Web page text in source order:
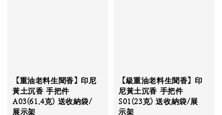
【重油老料生聞香】印尼
黃土沉香 手把件
A03(61.4克) 送收納袋/
展示架
【級重油老料生聞香】印
尼黃土沉香 手把件
S01(23克) 送收納袋/展
示架